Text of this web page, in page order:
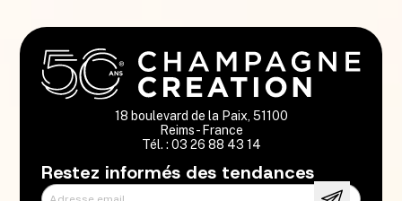
18 boulevard de la Paix, 51100
Reims - France
Tél. : 03 26 88 43 14
Restez informés des tendances
Adresse email